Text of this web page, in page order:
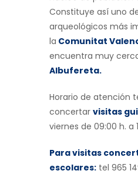
Constituye así uno
arqueológicos más
la Comunitat
encuentra muy
Albufereta.
Horario de atención
concertar visitas
viernes de 09:00 h. a
Para visitas
escolares: tel 965